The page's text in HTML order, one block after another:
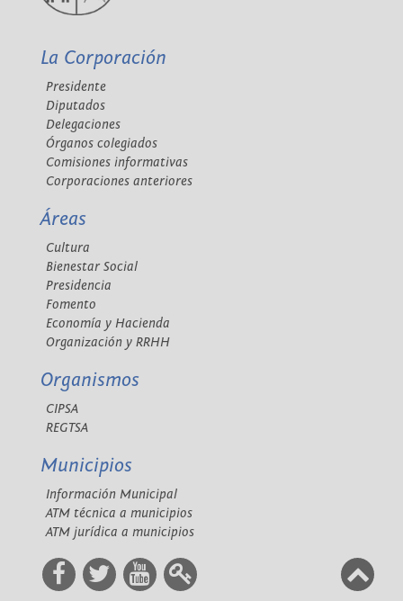
La Corporación
Presidente
Diputados
Delegaciones
Órganos colegiados
Comisiones informativas
Corporaciones anteriores
Áreas
Cultura
Bienestar Social
Presidencia
Fomento
Economía y Hacienda
Organización y RRHH
Organismos
CIPSA
REGTSA
Municipios
Información Municipal
ATM técnica a municipios
ATM jurídica a municipios